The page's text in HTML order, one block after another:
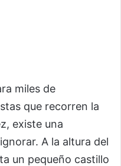
miles de
que recorren la
existe una
A la altura del
un pequeño castillo